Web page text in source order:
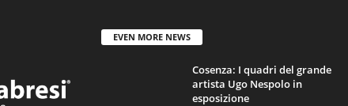
EVEN MORE NEWS
Cosenza: I quadri del grande
artista Ugo Nespolo in
esposizione